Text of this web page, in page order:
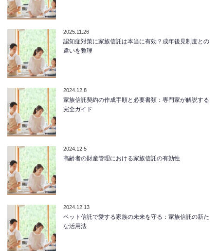
2025.11.26
認知症対策に家族信託は本当に有効？成年後見制度との
違いを整理
2024.12.8
家族信託契約の作成手順と必要書類：専門家が解説する
完全ガイド
2024.12.5
高齢者の財産管理における家族信託の有効性
2024.12.13
ペット信託で愛する家族の未来を守る：家族信託の新た
な活用法